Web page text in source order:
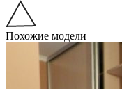
Похожие модели